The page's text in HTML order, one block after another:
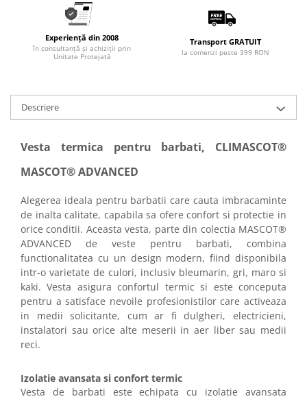
Experiență din 2008
în consultanță și achiziții prin
Unitate Protejată
Transport GRATUIT
la comenzi peste 399 RON
Descriere
Vesta termica pentru barbati, CLIMASCOT®
MASCOT® ADVANCED
Alegerea ideala pentru barbatii care cauta imbracaminte
de inalta calitate, capabila sa ofere confort si protectie in
orice conditii. Aceasta vesta, parte din colectia MASCOT®
ADVANCED de veste pentru barbati, combina
functionalitatea cu un design modern, fiind disponibila
intr-o varietate de culori, inclusiv bleumarin, gri, maro si
kaki. Vesta asigura confortul termic si este conceputa
pentru a satisface nevoile profesionistilor care activeaza
in medii solicitante, cum ar fi dulgheri, electricieni,
instalatori sau orice alte meserii in aer liber sau medii
reci.
Izolatie avansata si confort termic
Vesta de barbati este echipata cu izolatie avansata